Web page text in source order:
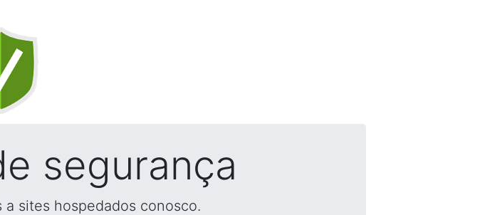
segurança
sites hospedados conosco.